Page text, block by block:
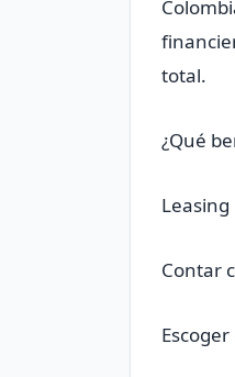
total.
¿Qué
Leasing
Contar